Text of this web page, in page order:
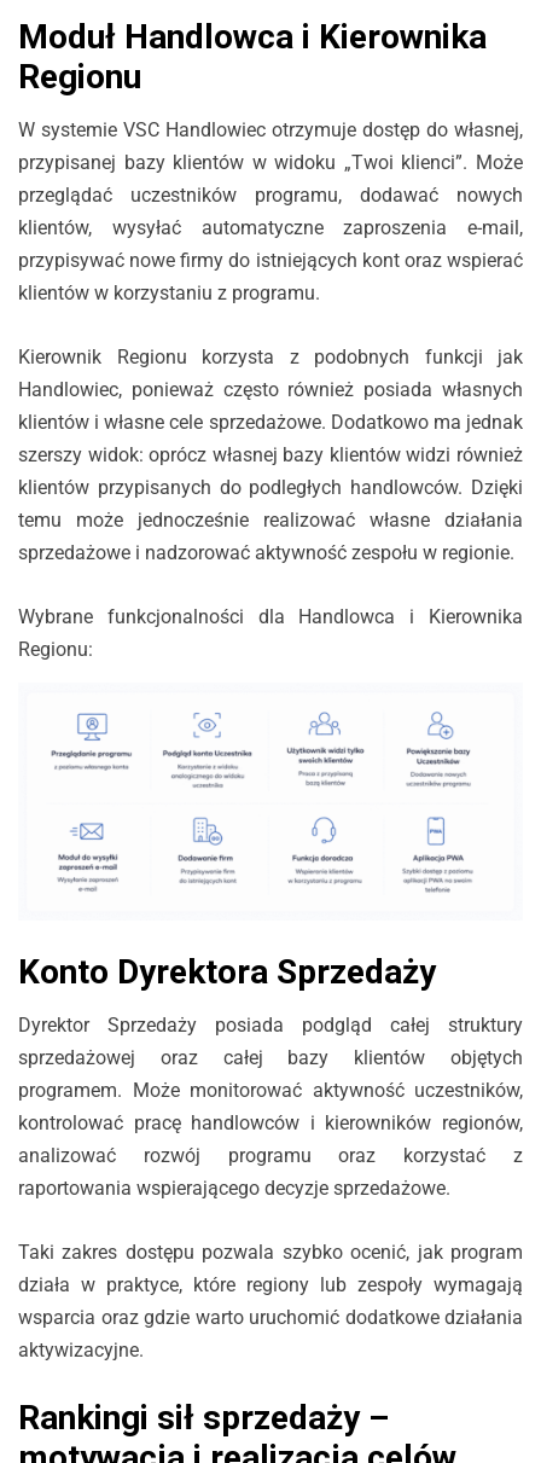
Moduł Handlowca i Kierownika
Regionu
W systemie VSC Handlowiec otrzymuje dostęp do własnej,
przypisanej bazy klientów w widoku „Twoi klienci”. Może
przeglądać uczestników programu, dodawać nowych
klientów, wysyłać automatyczne zaproszenia e-mail,
przypisywać nowe firmy do istniejących kont oraz wspierać
klientów w korzystaniu z programu.
Kierownik Regionu korzysta z podobnych funkcji jak
Handlowiec, ponieważ często również posiada własnych
klientów i własne cele sprzedażowe. Dodatkowo ma jednak
szerszy widok: oprócz własnej bazy klientów widzi również
klientów przypisanych do podległych handlowców. Dzięki
temu może jednocześnie realizować własne działania
sprzedażowe i nadzorować aktywność zespołu w regionie.
Wybrane funkcjonalności dla Handlowca i Kierownika
Regionu:
Konto Dyrektora Sprzedaży
Dyrektor Sprzedaży posiada podgląd całej struktury
sprzedażowej oraz całej bazy klientów objętych
programem. Może monitorować aktywność uczestników,
kontrolować pracę handlowców i kierowników regionów,
analizować rozwój programu oraz korzystać z
raportowania wspierającego decyzje sprzedażowe.
Taki zakres dostępu pozwala szybko ocenić, jak program
działa w praktyce, które regiony lub zespoły wymagają
wsparcia oraz gdzie warto uruchomić dodatkowe działania
aktywizacyjne.
Rankingi sił sprzedaży –